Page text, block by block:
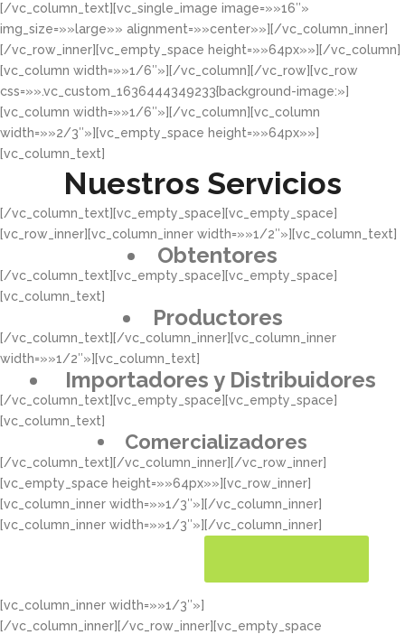
[/vc_column_text][vc_single_image image=»»16″»
img_size=»»large»» alignment=»»center»»][/vc_column_inner]
[/vc_row_inner][vc_empty_space height=»»64px»»][/vc_column]
[vc_column width=»»1/6″»][/vc_column][/vc_row][vc_row
css=»».vc_custom_1636444349233{background-image:»]
[vc_column width=»»1/6″»][/vc_column][vc_column
width=»»2/3″»][vc_empty_space height=»»64px»»]
[vc_column_text]
Nuestros Servicios
[/vc_column_text][vc_empty_space][vc_empty_space]
[vc_row_inner][vc_column_inner width=»»1/2″»][vc_column_text]
Obtentores
[/vc_column_text][vc_empty_space][vc_empty_space]
[vc_column_text]
Productores
[/vc_column_text][/vc_column_inner][vc_column_inner
width=»»1/2″»][vc_column_text]
Importadores y Distribuidores
[/vc_column_text][vc_empty_space][vc_empty_space]
[vc_column_text]
Comercializadores
[/vc_column_text][/vc_column_inner][/vc_row_inner]
[vc_empty_space height=»»64px»»][vc_row_inner]
[vc_column_inner width=»»1/3″»][/vc_column_inner]
[vc_column_inner width=»»1/3″»][/vc_column_inner]
[vc_column_inner width=»»1/3″»]
[/vc_column_inner][/vc_row_inner][vc_empty_space